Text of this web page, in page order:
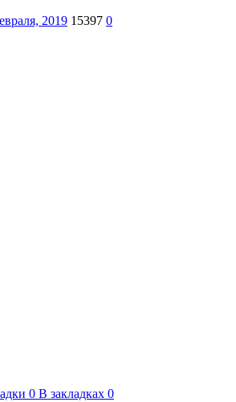
2019 15397 0
0 В закладках 0